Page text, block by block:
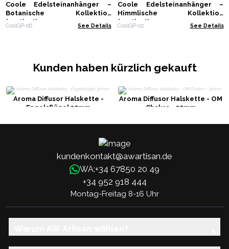
Coole Edelsteinanhänger –
Botanische Kollektion
(sortiert)
CoolGP-06 See Details
Coole Edelsteinanhänger –
Himmlische Kollektion
(sortiert)
CoolGP-02 See Details
Kunden haben kürzlich gekauft
Aroma Diffusor Halskette -
Engelsflügel 30mm
Aroma Diffusor Halskette - OM
Chakra - 30mm
kundenkontakt@awartisan.de
WA:+34 67850 20 49
+34 952 918 444
Montag-Freitag 8-16 Uhr